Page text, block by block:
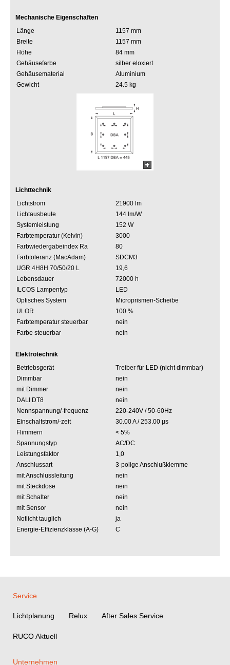
Mechanische Eigenschaften
Länge
1157 mm
Breite
1157 mm
Höhe
84 mm
Gehäusefarbe
silber eloxiert
Gehäusematerial
Aluminium
Gewicht
24.5 kg
Lichttechnik
Lichtstrom
21900 lm
Lichtausbeute
144 lm/W
Systemleistung
152 W
Farbtemperatur (Kelvin)
3000
Farbwiedergabeindex Ra
80
Farbtoleranz (MacAdam)
SDCM3
UGR 4H8H 70/50/20 L
19,6
Lebensdauer
72000 h
ILCOS Lampentyp
LED
Optisches System
Microprismen-Scheibe
ULOR
100 %
Farbtemperatur steuerbar
nein
Farbe steuerbar
nein
Elektrotechnik
Betriebsgerät
Treiber für LED (nicht dimmbar)
Dimmbar
nein
mit Dimmer
nein
DALI DT8
nein
Nennspannung/-frequenz
220-240V / 50-60Hz
Einschaltstrom/-zeit
30.00 A / 253.00 µs
Flimmern
< 5%
Spannungstyp
AC/DC
Leistungsfaktor
1,0
Anschlussart
3-polige Anschlußklemme
mit Anschlussleitung
nein
mit Steckdose
nein
mit Schalter
nein
mit Sensor
nein
Notlicht tauglich
ja
Energie-Effizienzklasse (A-G)
C
Service
Lichtplanung Relux After Sales Service
RUCO Aktuell
Unternehmen